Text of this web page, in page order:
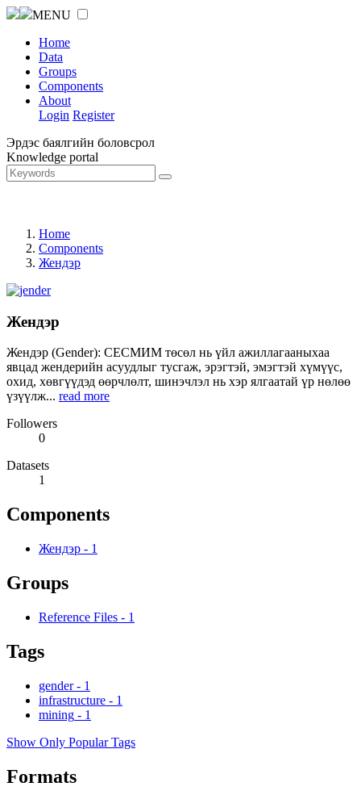
MENU
Home
Data
Groups
Components
About
Login Register
Эрдэс баялгийн боловсрол
Knowledge portal
Home
Components
Жендэр
Жендэр
Жендэр (Gender): СЕСМИМ төсөл нь үйл ажиллагааныхаа
явцад жендерийн асуудлыг тусгаж, эрэгтэй, эмэгтэй хүмүүс,
охид, хөвгүүдэд өөрчлөлт, шинэчлэл нь хэр ялгаатай үр нөлөө
үзүүлж... read more
Followers
0
Datasets
1
Components
Жендэр - 1
Groups
Reference Files - 1
Tags
gender - 1
infrastructure - 1
mining - 1
Show Only Popular Tags
Formats